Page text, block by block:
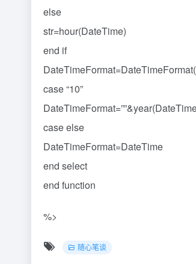
else
str=hour(DateTime)
end if
case “10”
case else
DateTimeFormat=DateTime
end select
end function
%>
随心笔谈